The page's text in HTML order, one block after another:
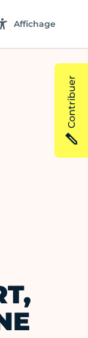
Affichage
Contribuer